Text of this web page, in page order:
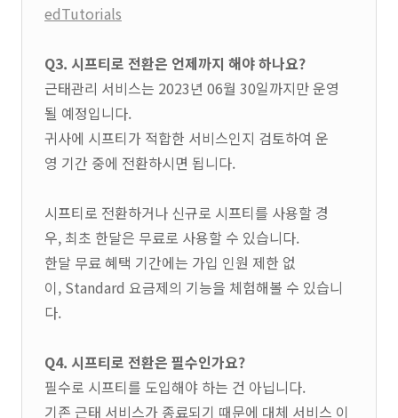
edTutorials
Q3. 시프티로 전환은 언제까지 해야 하나요?
근태관리 서비스는 2023년 06월 30일까지만 운영
될 예정입니다.
귀사에 시프티가 적합한 서비스인지 검토하여 운
영 기간 중에 전환하시면 됩니다.
시프티로 전환하거나 신규로 시프티를 사용할 경
우, 최초 한달은 무료로 사용할 수 있습니다.
한달 무료 혜택 기간에는 가입 인원 제한 없
이, Standard 요금제의 기능을 체험해볼 수 있습니
다.
Q4. 시프티로 전환은 필수인가요?
필수로 시프티를 도입해야 하는 건 아닙니다.
기존 근태 서비스가 종료되기 때문에 대체 서비스 이